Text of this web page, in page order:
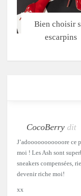
Bien choisir
escarpins
CocoBerry dit
J’adooooooooooore
moi ! Les Ash sont
sneakers compensées,
devenir riche moi!
xx